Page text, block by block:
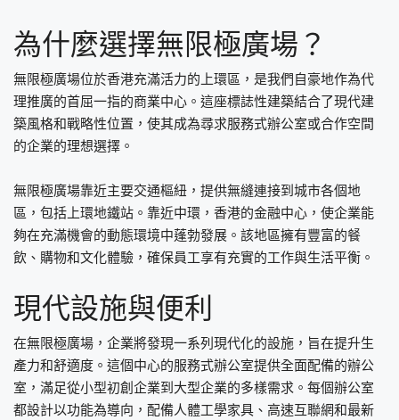
為什麼選擇無限極廣場？
無限極廣場位於香港充滿活力的上環區，是我們自豪地作為代
理推廣的首屈一指的商業中心。這座標誌性建築結合了現代建
築風格和戰略性位置，使其成為尋求服務式辦公室或合作空間
的企業的理想選擇。
無限極廣場靠近主要交通樞紐，提供無縫連接到城市各個地
區，包括上環地鐵站。靠近中環，香港的金融中心，使企業能
夠在充滿機會的動態環境中蓬勃發展。該地區擁有豐富的餐
飲、購物和文化體驗，確保員工享有充實的工作與生活平衡。
現代設施與便利
在無限極廣場，企業將發現一系列現代化的設施，旨在提升生
產力和舒適度。這個中心的服務式辦公室提供全面配備的辦公
室，滿足從小型初創企業到大型企業的多樣需求。每個辦公室
都設計以功能為導向，配備人體工學家具、高速互聯網和最新